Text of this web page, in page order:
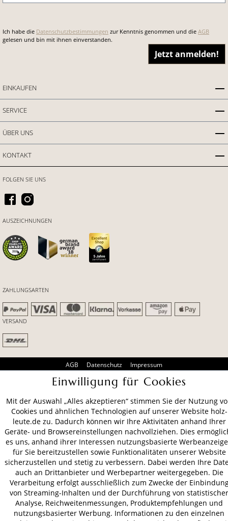
Ich habe die Datenschutzbestimmungen zur Kenntnis genommen und die AGB
gelesen und bin mit ihnen einverstanden.
Jetzt anmelden!
EINKAUFEN
SERVICE
ÜBER UNS
KONTAKT
ZAHLUNGSARTEN
VERSAND
FOLGEN SIE UNS
AUSZEICHNUNGEN
AGB Datenschutz
Impressum
© 2026 HOLZ-LEUTE
Einwilligung für Cookies
Mit der Auswahl „Alles akzeptieren“ stimmen Sie der Nutzung
Cookies und ähnlichen Technologien auf unserer Website holz-
leute.de zu. Dadurch können wir Ihre Aktivitäten anhand Ihrer
Geräte- und Browsereinstellungen nachvollziehen. Dies
es uns, anhand ihrer Interessen nutzungsbasierte
für Sie bereitzustellen sowie Funktionalitäten unserer Website
sicherzustellen und stetig zu verbessern. Dabei werden Ihre
auch an Drittanbieter und Werbepartner weitergegeben. Die
Verarbeitung erfolgt ausschließlich zum Zwecke der
von Streaming-Inhalten und der Durchführung von statistischer
Analyse, Reichweitenmessungen, Produktempfehlungen und
nutzungsbasierter Werbung. Informationen zu den einzelnen